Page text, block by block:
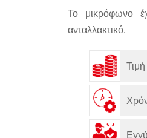
Το μικρόφωνο
ανταλλακτικό.